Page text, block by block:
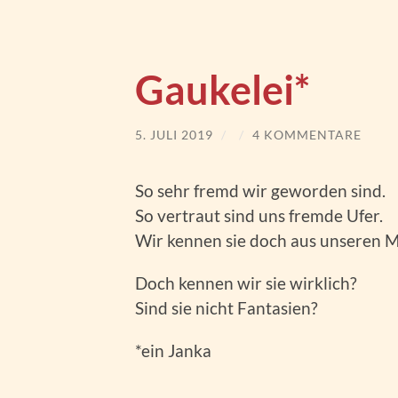
Gaukelei*
5. JULI 2019 / / 4 KOMMENTARE
So sehr fremd wir geworden sind.
So vertraut sind uns fremde Ufer.
Wir kennen sie doch aus unseren
Doch kennen wir sie wirklich?
Sind sie nicht Fantasien?
*ein Janka